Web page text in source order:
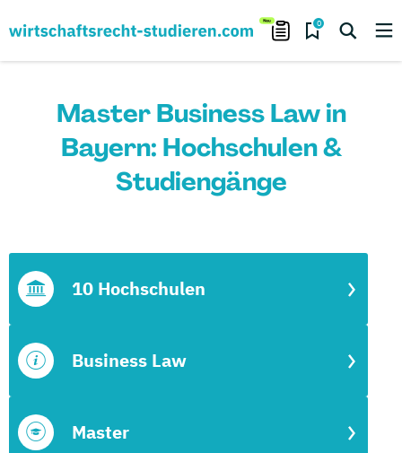
0
Master Business Law in
Bayern: Hochschulen &
Studiengänge
Master
Business Law
10 Hochschulen